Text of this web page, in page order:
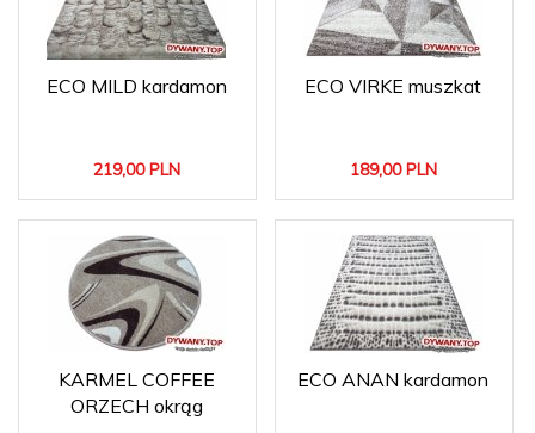
ECO MILD kardamon
219,00 PLN
ECO VIRKE muszkat
189,00 PLN
KARMEL COFFEE
ORZECH okrąg
ECO ANAN kardamon